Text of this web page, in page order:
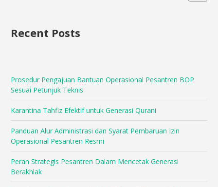
Recent Posts
Prosedur Pengajuan Bantuan Operasional Pesantren BOP
Sesuai Petunjuk Teknis
Karantina Tahfiz Efektif untuk Generasi Qurani
Panduan Alur Administrasi dan Syarat Pembaruan Izin
Operasional Pesantren Resmi
Peran Strategis Pesantren Dalam Mencetak Generasi
Berakhlak